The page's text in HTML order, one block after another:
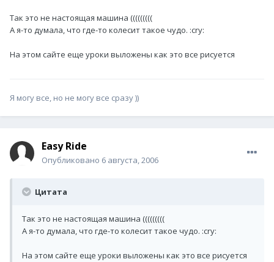
Так это не настоящая машина (((((((((
А я-то думала, что где-то колесит такое чудо. :cry:
На этом сайте еще уроки выложены как это все рисуется
Я могу все, но не могу все сразу ))
Easy Ride
Опубликовано 6 августа, 2006
Цитата
Так это не настоящая машина (((((((((
А я-то думала, что где-то колесит такое чудо. :cry:
На этом сайте еще уроки выложены как это все рисуется